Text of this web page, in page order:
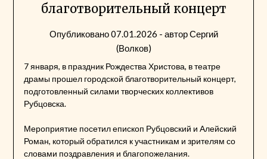
благотворительный концерт
Опубликовано07.01.2026 - авторСергий
(Волков)
7 января, в праздник Рождества Христова, в театре
драмы прошел городской благотворительный концерт,
подготовленный силами творческих коллективов
Рубцовска.
Мероприятие посетил епископ Рубцовский и Алейский
Роман, который обратился к участникам и зрителям со
словами поздравления и благопожелания.